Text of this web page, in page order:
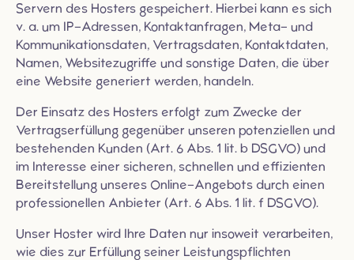
Servern des Hosters gespeichert. Hierbei kann es sich
v. a. um IP-Adressen, Kontaktanfragen, Meta- und
Kommunikationsdaten, Vertragsdaten, Kontaktdaten,
Namen, Websitezugriffe und sonstige Daten, die über
eine Website generiert werden, handeln.
Der Einsatz des Hosters erfolgt zum Zwecke der
Vertragserfüllung gegenüber unseren potenziellen und
bestehenden Kunden (Art. 6 Abs. 1 lit. b DSGVO) und
im Interesse einer sicheren, schnellen und effizienten
Bereitstellung unseres Online-Angebots durch einen
professionellen Anbieter (Art. 6 Abs. 1 lit. f DSGVO).
Unser Hoster wird Ihre Daten nur insoweit verarbeiten,
wie dies zur Erfüllung seiner Leistungspflichten